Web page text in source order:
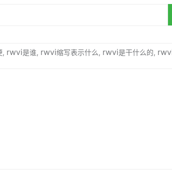
, rwvi是谁, rwvi缩写表示什么, rwvi是干什么的,